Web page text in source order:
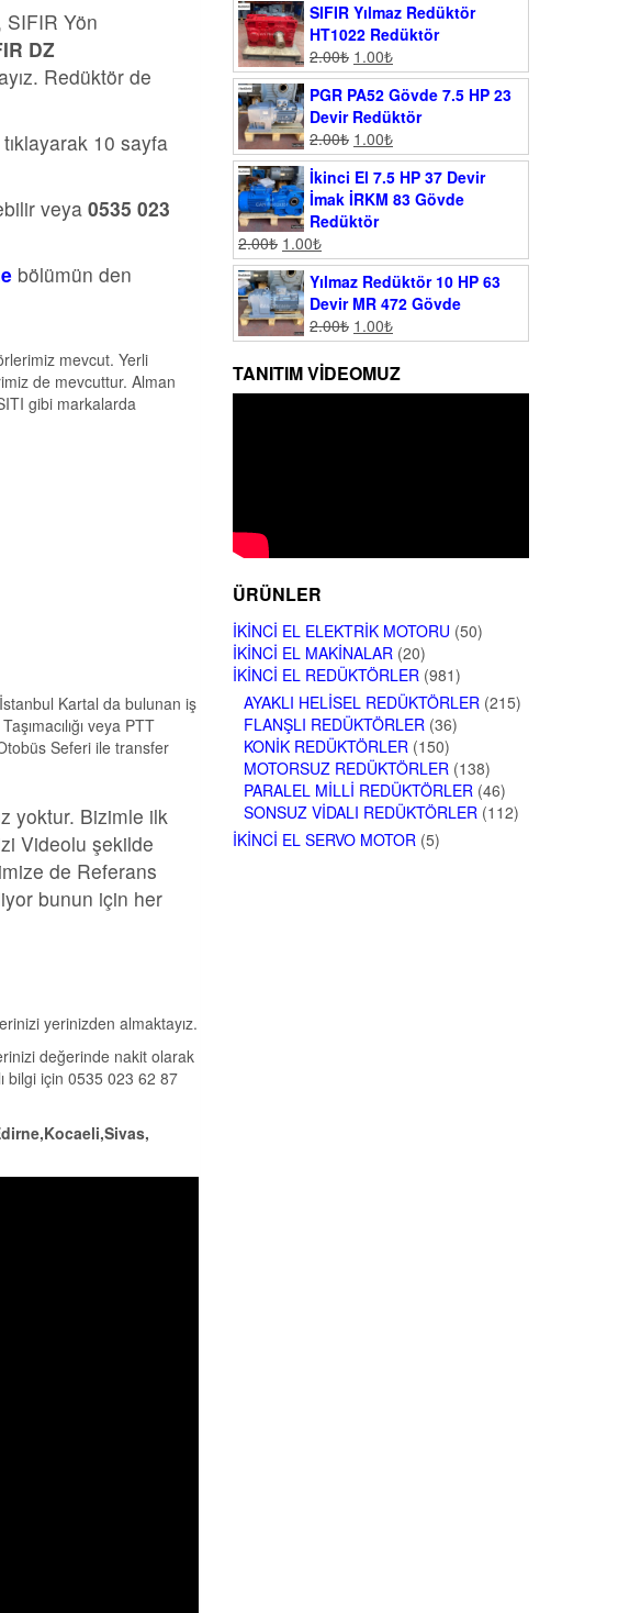
SIFIR Yön
DZ
Redüktör de
tıklayarak 10 sayfa
veya0535 023
bölümün den
mevcut. Yerli
de mevcuttur. Alman
gibi markalarda
Kartal da bulunan iş
veya PTT
Seferi ile transfer
yoktur. Bizimle ilk
Videolu şekilde
de Referans
bunun için her
yerinizden almaktayız.
değerinde nakit olarak
bilgi için 0535 023 62 87
SIFIR Yılmaz Redüktör
HT1022 Redüktör
2.00₺ 1.00₺
PGR PA52 Gövde 7.5 HP 23
Devir Redüktör
2.00₺ 1.00₺
İkinci El 7.5 HP 37 Devir
İmak İRKM 83 Gövde
Redüktör
2.00₺ 1.00₺
Yılmaz Redüktör 10 HP 63
Devir MR 472 Gövde
2.00₺ 1.00₺
TANITIM VIDEOMUZ
ÜRÜNLER
İKINCI EL ELEKTRIK MOTORU (50)
İKINCI EL MAKINALAR (20)
İKINCI EL REDÜKTÖRLER (981)
AYAKLI HELISEL REDÜKTÖRLER (215)
FLANŞLI REDÜKTÖRLER (36)
KONIK REDÜKTÖRLER (150)
MOTORSUZ REDÜKTÖRLER (138)
PARALEL MILLI REDÜKTÖRLER (46)
SONSUZ VIDALI REDÜKTÖRLER (112)
İKINCI EL SERVO MOTOR (5)